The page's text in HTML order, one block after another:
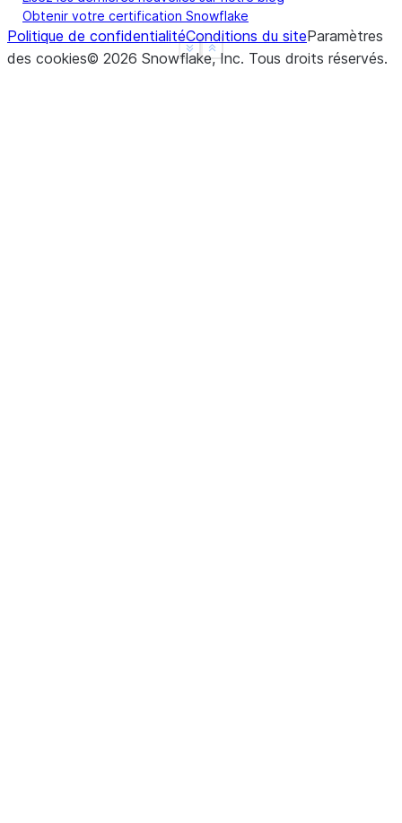
|1         |
------------
Show less
See more
Obtenir votre certification Snowflake
Politique de confidentialitéConditions du siteParamètres
des cookies© 2026 Snowflake, Inc. Tous droits réservés.